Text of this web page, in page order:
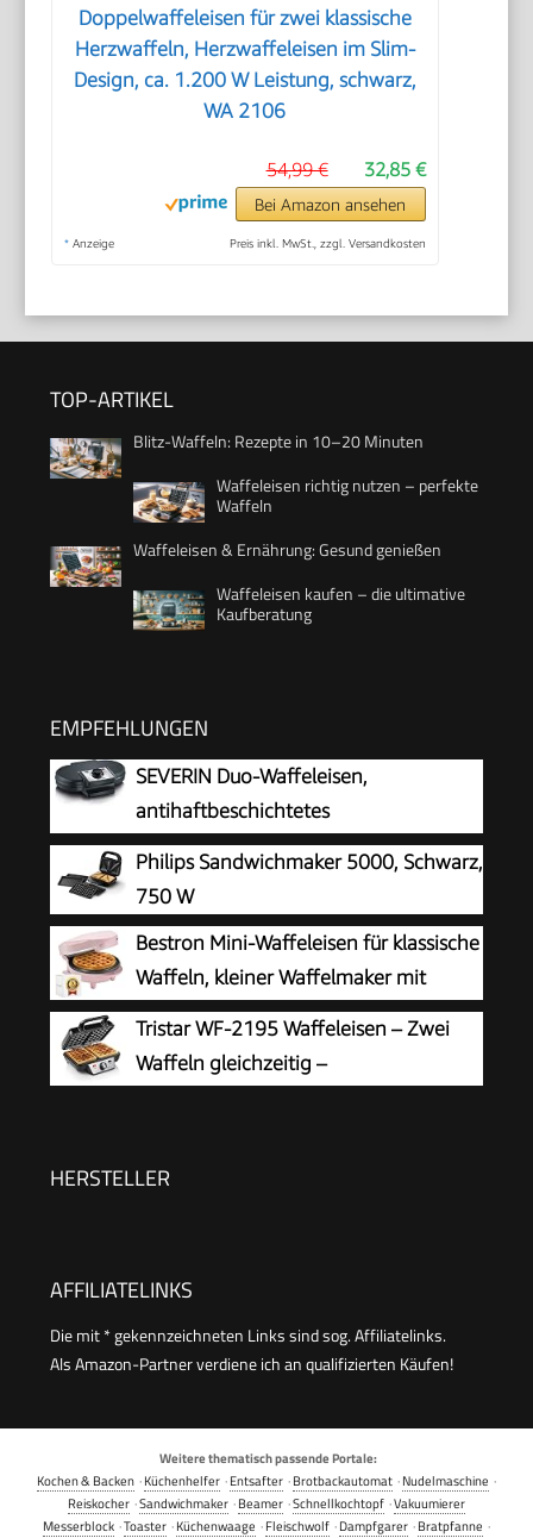
Doppelwaffeleisen für zwei klassische
Herzwaffeln, Herzwaffeleisen im Slim-
Design, ca. 1.200 W Leistung, schwarz,
WA 2106
32,85 €
54,99 €
Bei Amazon ansehen
* Anzeige Preis inkl. MwSt., zzgl. Versandkosten
TOP-ARTIKEL
Blitz-Waffeln: Rezepte in 10–20 Minuten
Waffeleisen richtig nutzen – perfekte
Waffeln
Waffeleisen & Ernährung: Gesund genießen
Waffeleisen kaufen – die ultimative
Kaufberatung
EMPFEHLUNGEN
SEVERIN Duo-Waffeleisen,
antihaftbeschichtetes
Doppelwaffeleisen für zwei klassische
Herzwaffeln, Herzwaffeleisen im Slim-Design,
ca. 1.200 W Leistung, schwarz, WA 2106
Philips Sandwichmaker 5000, Schwarz,
750 W
Bestron Mini-Waffeleisen für klassische
Waffeln, kleiner Waffelmaker mit
Antihaftbeschichtung, für
Kindergeburtstage, Familienfeiern, Ostern oder
Weihnachten, Retro Design, 550 Watt, Farbe:
Tristar WF-2195 Waffeleisen – Zwei
Waffeln gleichzeitig –
Thermostat für perfekte Bräunung,
HERSTELLER
AFFILIATELINKS
Die mit * gekennzeichneten Links sind sog. Affiliatelinks.
Als Amazon-Partner verdiene ich an qualifizierten Käufen!
Weitere thematisch passende Portale:
Kochen & Backen ·Küchenhelfer ·Entsafter ·Brotbackautomat ·Nudelmaschine ·
Reiskocher ·Sandwichmaker ·Beamer ·Schnellkochtopf ·Vakuumierer
Messerblock ·Toaster ·Küchenwaage ·Fleischwolf ·Dampfgarer ·Bratpfanne ·